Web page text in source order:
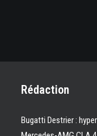
Rédaction
Bugatti Destrier :